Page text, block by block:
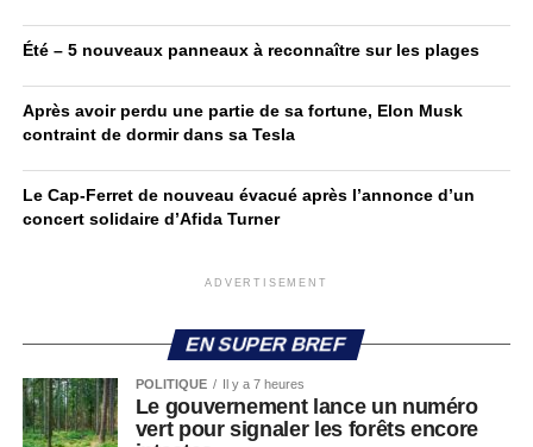
Été – 5 nouveaux panneaux à reconnaître sur les plages
Après avoir perdu une partie de sa fortune, Elon Musk
contraint de dormir dans sa Tesla
Le Cap-Ferret de nouveau évacué après l’annonce d’un
concert solidaire d’Afida Turner
ADVERTISEMENT
EN SUPER BREF
POLITIQUE Il y a 7 heures
Le gouvernement lance un numéro
vert pour signaler les forêts encore